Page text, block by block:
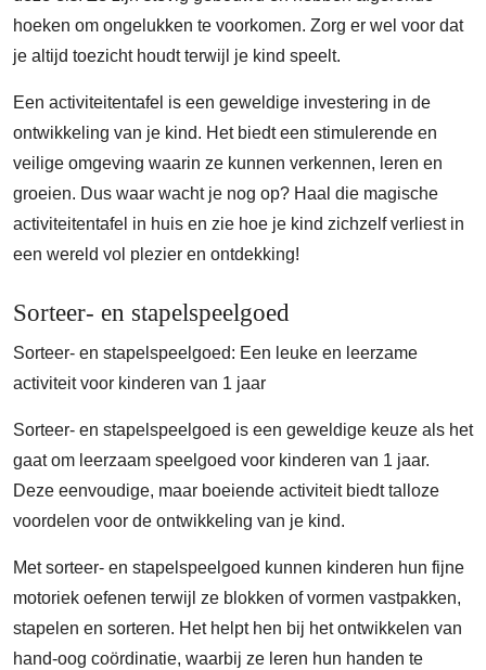
hoeken om ongelukken te voorkomen. Zorg er wel voor dat
je altijd toezicht houdt terwijl je kind speelt.
Een activiteitentafel is een geweldige investering in de
ontwikkeling van je kind. Het biedt een stimulerende en
veilige omgeving waarin ze kunnen verkennen, leren en
groeien. Dus waar wacht je nog op? Haal die magische
activiteitentafel in huis en zie hoe je kind zichzelf verliest in
een wereld vol plezier en ontdekking!
Sorteer- en stapelspeelgoed
Sorteer- en stapelspeelgoed: Een leuke en leerzame
activiteit voor kinderen van 1 jaar
Sorteer- en stapelspeelgoed is een geweldige keuze als het
gaat om leerzaam speelgoed voor kinderen van 1 jaar.
Deze eenvoudige, maar boeiende activiteit biedt talloze
voordelen voor de ontwikkeling van je kind.
Met sorteer- en stapelspeelgoed kunnen kinderen hun fijne
motoriek oefenen terwijl ze blokken of vormen vastpakken,
stapelen en sorteren. Het helpt hen bij het ontwikkelen van
hand-oog coördinatie, waarbij ze leren hun handen te